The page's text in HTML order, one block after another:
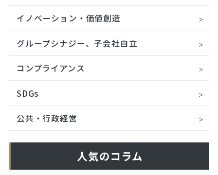
イノベーション・価値創造
グループシナジー、子会社自立
コンプライアンス
SDGs
公共・行政経営
人気のコラム